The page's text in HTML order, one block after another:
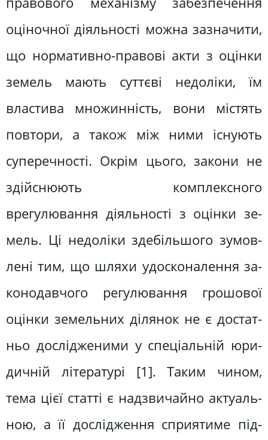
оціночної діяльності можна зазначи­ти,
що нормативно-правові акти з оцінки
земель мають суттєві недоліки, їм
властива множинність, вони містять
повтори, а також між ними існують
суперечності. Окрім цього, за­кони не
здійснюють комплексного
врегулювання діяльності з оцінки зе­
мель. Ці недоліки здебільшого зумов­
лені тим, що шляхи удосконалення за­
конодавчого регулювання грошової
оцінки земельних ділянок не є достат­
ньо дослідженими у спеціальній юри­
дичній літературі [1]. Таким чином,
тема цієї статті є надзвичайно актуаль­
ною, а її дослідження сприятиме під­